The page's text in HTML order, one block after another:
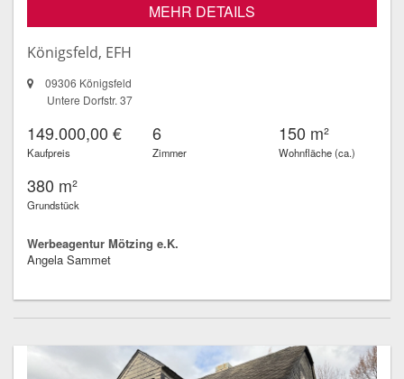
MEHR DETAILS
Königsfeld, EFH
09306 Königsfeld
Untere Dorfstr. 37
149.000,00 €
Kaufpreis
6
Zimmer
150 m²
Wohnfläche (ca.)
380 m²
Grundstück
Werbeagentur Mötzing e.K.
Angela Sammet